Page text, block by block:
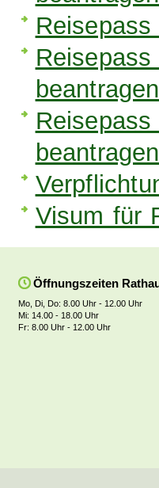
beantragen
beantragen
Visum für
Öffnungszeiten
Mo, Di, Do: 8.00 Uhr - 12.00 Uhr
Mi: 14.00 - 18.00 Uhr
Fr: 8.00 Uhr - 12.00 Uhr